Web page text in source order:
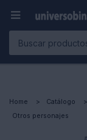

Home Catálogo
Otros personajes